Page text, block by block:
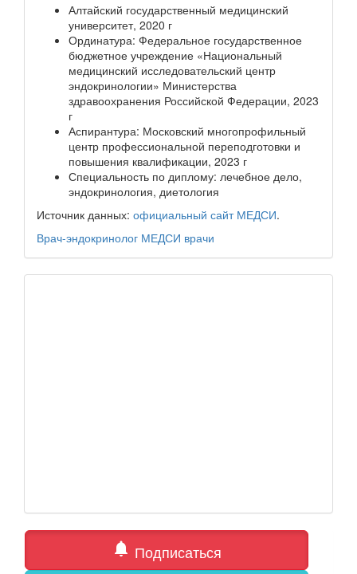
Алтайский государственный медицинский
университет, 2020 г
Ординатура: Федеральное государственное
бюджетное учреждение «Национальный
медицинский исследовательский центр
эндокринологии» Министерства
здравоохранения Российской Федерации, 2023
г
Аспирантура: Московский многопрофильный
центр профессиональной переподготовки и
повышения квалификации, 2023 г
Специальность по диплому: лечебное дело,
эндокринология, диетология
Источник данных: официальный сайт МЕДСИ.
Врач-эндокринолог МЕДСИ врачи
notifications Подписаться